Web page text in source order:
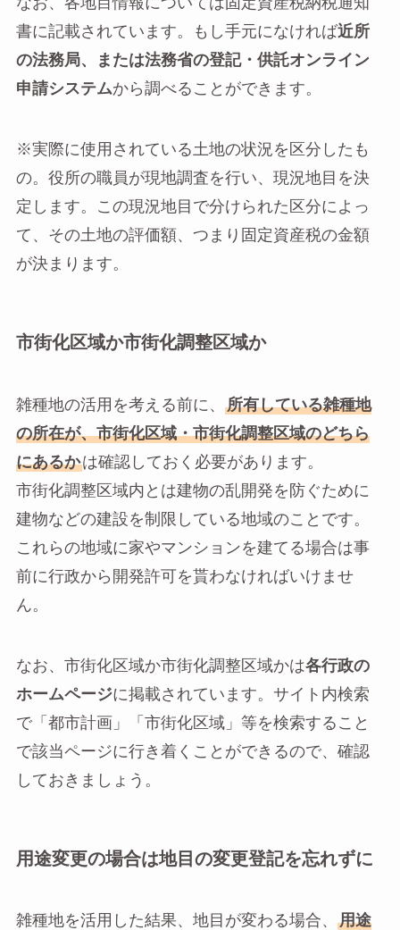
なお、各地目情報については固定資産税納税通知
書に記載されています。もし手元になければ近所
の法務局、または法務省の登記・供託オンライン
申請システムから調べることができます。
※実際に使用されている土地の状況を区分したも
の。役所の職員が現地調査を行い、現況地目を決
定します。この現況地目で分けられた区分によっ
て、その土地の評価額、つまり固定資産税の金額
が決まります。
市街化区域か市街化調整区域か
雑種地の活用を考える前に、
所有している雑種地
の所在が、市街化区域・市街化調整区域のどちら
にあるかは確認しておく必要があります。
市街化調整区域内とは建物の乱開発を防ぐために
建物などの建設を制限している地域のことです。
これらの地域に家やマンションを建てる場合は事
前に行政から開発許可を貰わなければいけませ
ん。
なお、市街化区域か市街化調整区域かは各行政の
ホームページに掲載されています。サイト内検索
で「都市計画」「市街化区域」等を検索すること
で該当ページに行き着くことができるので、確認
しておきましょう。
用途変更の場合は地目の変更登記を忘れずに
雑種地を活用した結果、地目が変わる場合、
用途